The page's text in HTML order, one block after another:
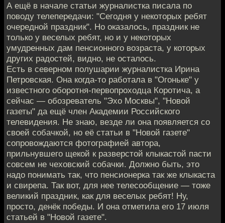
А ещё в начале статьи журналистка писала по
поводу телепередачи: "Сегодня у некоторых ребят
очередной праздник". Но оказалось, праздник не
только у веселых ребят, но и у некоторых
умудренных дам пенсионного возраста, у которых
других радостей, видно, не осталось.
Есть в северном полушарии журналистка Ирина
Петровская. Она когда-то работала в "Огоньке" у
известного оборотня-первопроходца Коротича, а
сейчас — обозреватель "Эхо Москвы", "Новой
газеты" да ещё член Академии Российского
телевидения. Не знаю, везде ли она появляется со
своей собачкой, но её статьи в "Новой газете"
сопровождаются фотографией автора,
прильнувшего щекой к разверстой клыкастой пасти
совсем не чеховский собачки. Должно быть, это
надо понимать так, что пенсионерка так же клыкаста
и свирепа. Так вот, для нее телесообщение — тоже
великий праздник, как для веселых ребят! Ну,
просто, денёк победы. И она отметила его 17 июля
статьей в "Новой газете".